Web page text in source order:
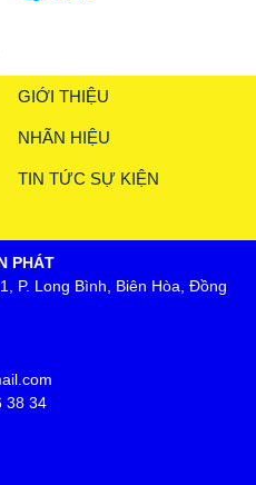
GIỚI THIỆU
NHÃN HIỆU
TIN TỨC SỰ KIỆN
PHÁT
P. Long Bình, Biên Hòa, Đồng
38 34